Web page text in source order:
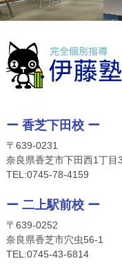
ー 香芝下田校 ー
〒639-0231
奈良県香芝市下田西1丁目
TEL:0745-78-4159
ー 二上駅前校 ー
〒639-0252
奈良県香芝市穴虫56-1
TEL:0745-43-6814